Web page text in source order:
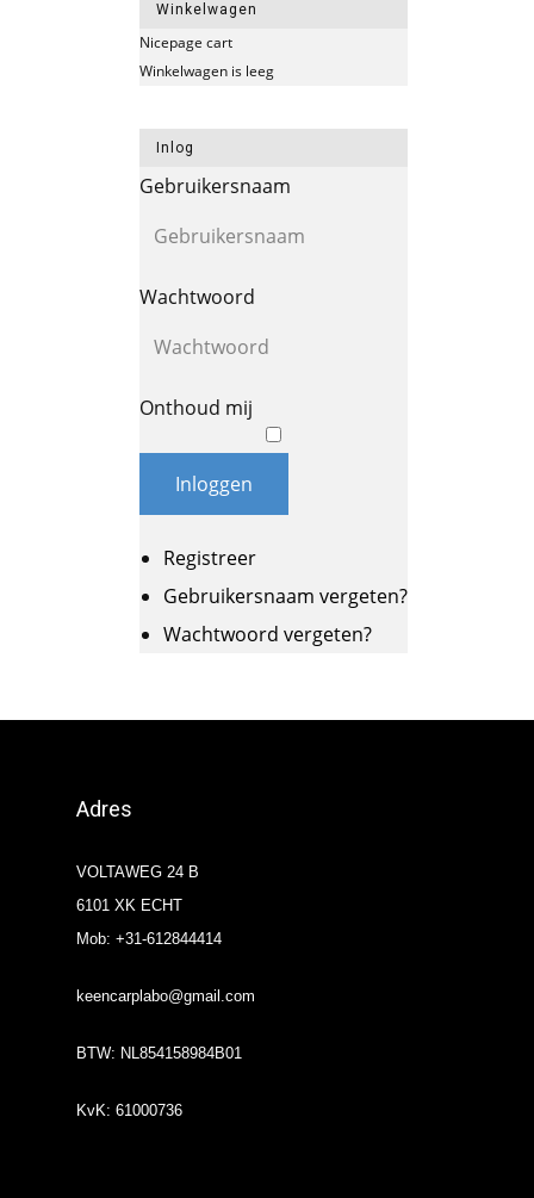
Winkelwagen
Nicepage cart
Winkelwagen is leeg
Inlog
Gebruikersnaam
Wachtwoord
Onthoud mij
Inloggen
Registreer
Gebruikersnaam vergeten?
Wachtwoord vergeten?
Adres
VOLTAWEG 24 B
6101 XK ECHT
Mob: +31-612844414
keencarplabo@gmail.com
BTW: NL854158984B01
KvK: 61000736